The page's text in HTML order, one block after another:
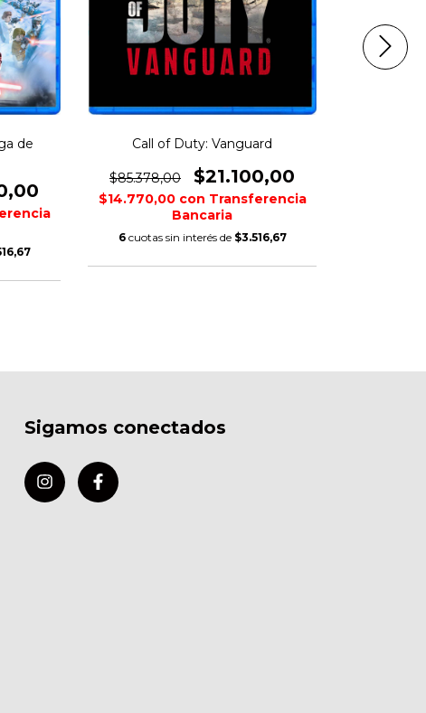
de
Call of Duty: Vanguard
$85.378,00 $21.100,00
$14.770,00 con Transferencia
Bancaria
6 cuotas sin interés de $3.516,67
Sigamos conectados